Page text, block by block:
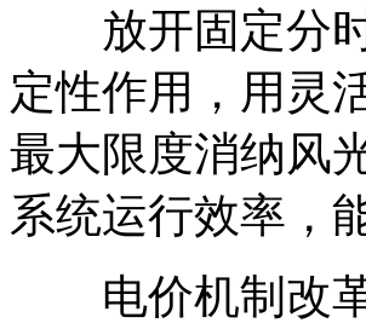
放开固定分时
定性作用，用灵
最大限度消纳风
系统运行效率，
电价机制改革